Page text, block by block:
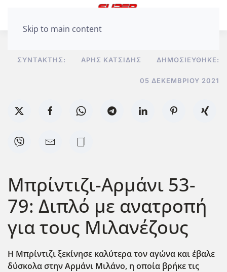
Skip to main content
ΣΥΝΤΆΚΤΗΣ: ΆΡΗΣ ΚΑΤΣΊΔΗΣ ΔΗΜΟΣΙΕΎΘΗΚΕ:
05 ΔΕΚΕΜΒΡΊΟΥ 2021
Μπρίντιζι-Αρμάνι 53-
79: Διπλό με ανατροπή
για τους Μιλανέζους
Η Μπρίντιζι ξεκίνησε καλύτερα τον αγώνα και έβαλε
δύσκολα στην Αρμάνι Μιλάνο, η οποία βρήκε τις